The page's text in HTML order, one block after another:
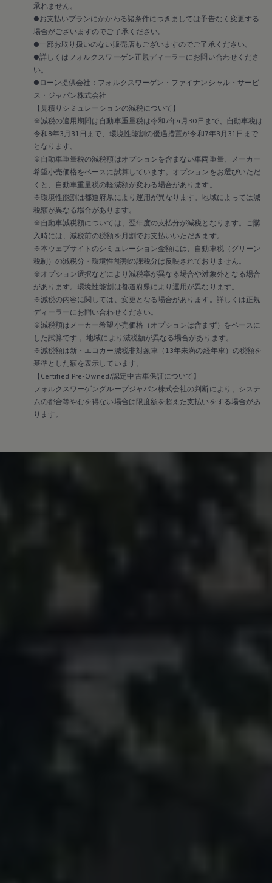
承れません。
●お支払いプランにかかわる諸条件につきましては予告なく変更する
場合がございますのでご了承ください。
●一部お取り扱いのない販売店もございますのでご了承ください。
●詳しくはフォルクスワーゲン正規ディーラーにお問い合わせくださ
い。
●ローン提供会社：フォルクスワーゲン・ファイナンシャル・サービ
ス・ジャパン株式会社
【見積りシミュレーションの減税について】
※減税の適用期間は自動車重量税は令和7年4月30日まで、自動車税は
令和8年3月31日まで、環境性能割の優遇措置が令和7年3月31日まで
となります。
※自動車重量税の減税額はオプションを含まない車両重量、メーカー
希望小売価格をベースに試算しています。オプションをお選びいただ
くと、自動車重量税の軽減額が変わる場合があります。
※環境性能割は都道府県により運用が異なります。地域によっては減
税額が異なる場合があります。
※自動車減税額については、翌年度の支払分が減税となります。ご購
入時には、減税前の税額を月割でお支払いいただきます。
※本ウェブサイトのシミュレーション金額には、自動車税（グリーン
税制）の減税分・環境性能割の課税分は反映されておりません。
※オプション選択などにより減税率が異なる場合や対象外となる場合
があります。環境性能割は都道府県により運用が異なります。
※減税の内容に関しては、変更となる場合があります。詳しくは正規
ディーラーにお問い合わせください。
※減税額はメーカー希望小売価格（オプションは含まず）をベースに
した試算です 。地域により減税額が異なる場合があります。
※減税額は新・エコカー減税非対象車（13年未満の経年車）の税額を
基準とした額を表示しています。
【Certified Pre-Owned/認定中古車保証について】
フォルクスワーゲングループジャパン株式会社の判断により、システ
ムの都合等やむを得ない場合は限度額を超えた支払いをする場合があ
ります。